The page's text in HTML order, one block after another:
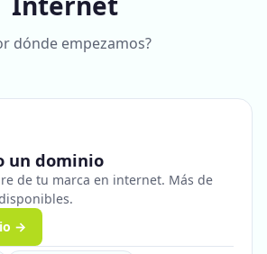
dónde empezamos?
un dominio
de tu marca en internet. Más de
→